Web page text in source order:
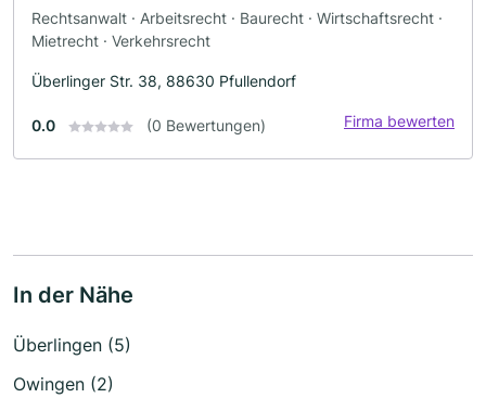
Rechtsanwalt · Arbeitsrecht · Baurecht · Wirtschaftsrecht ·
Mietrecht · Verkehrsrecht
Überlinger Str. 38, 88630 Pfullendorf
0.0 (0 Bewertungen) Firma bewerten
In der Nähe
Überlingen (5)
Owingen (2)